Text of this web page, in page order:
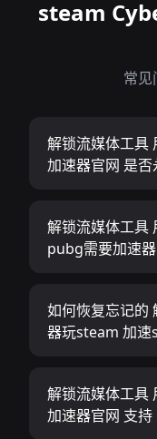
steam
常见
解锁流媒体工具
加速器官网 是否
解锁流媒体工具
pubg需要加速器
如何恢复忘记的
器玩steam 加速
解锁流媒体工具
加速器官网 支持